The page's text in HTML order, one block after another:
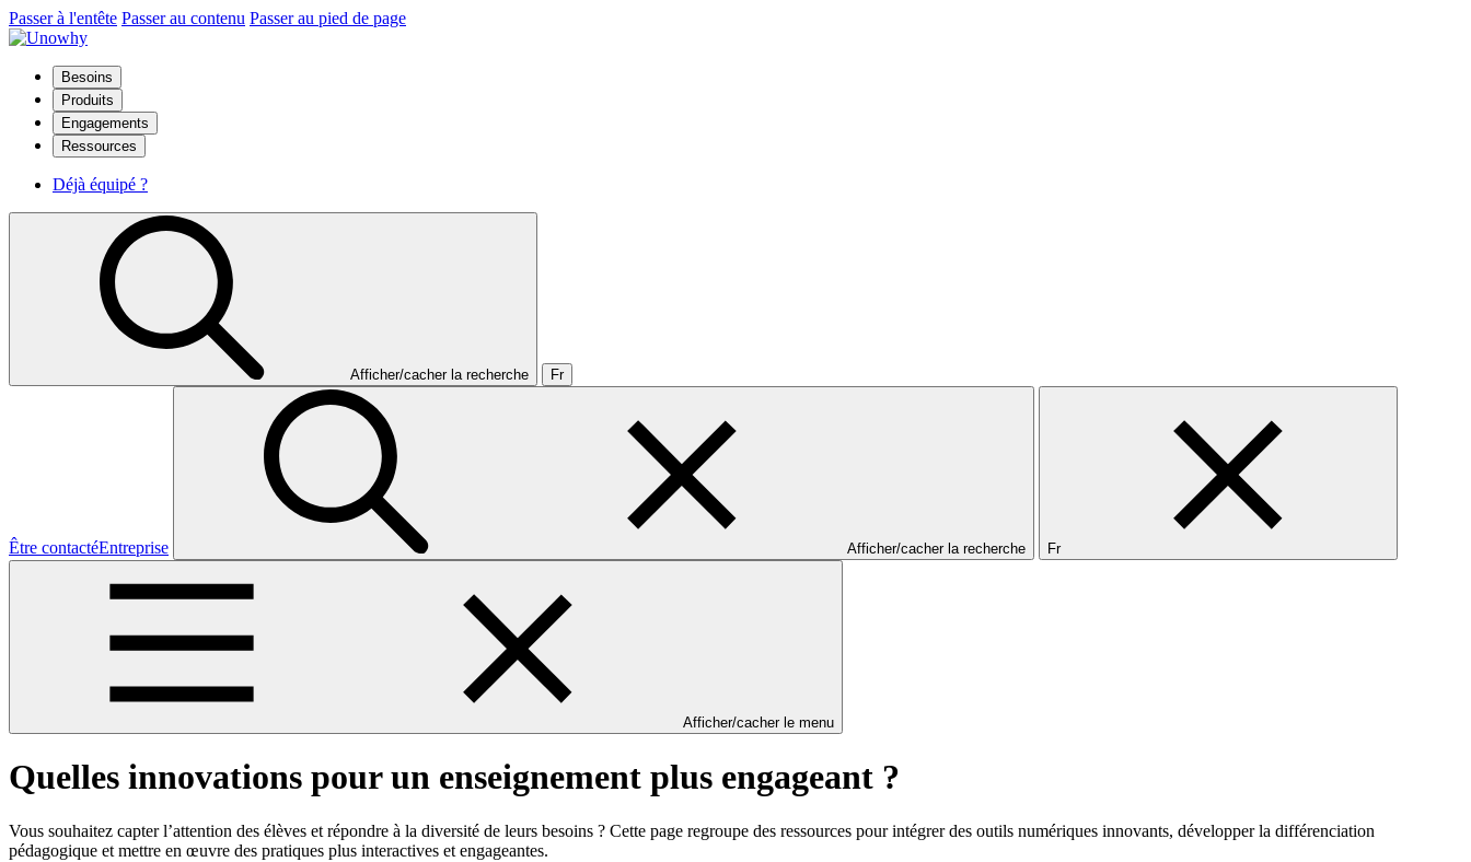
Passer à l'entête Passer au contenu Passer au pied de page
Besoins
Produits
Engagements
Ressources
Déjà équipé ?
Afficher/cacher la recherche Fr
Être contactéEntreprise Afficher/cacher la recherche Fr
Afficher/cacher le menu
Quelles innovations pour un enseignement plus engageant ?
Vous souhaitez capter l’attention des élèves et répondre à la diversité de leurs besoins ? Cette page regroupe des ressources pour intégrer des outils numériques innovants, développer la différenciation
pédagogique et mettre en œuvre des pratiques plus interactives et engageantes.